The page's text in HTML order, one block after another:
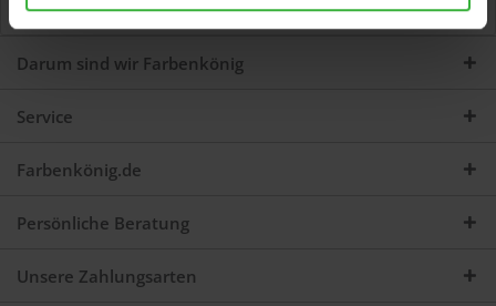
Kunden haben sich ebenfalls angesehen
Darum sind wir Farbenkönig
Service
Farbenkönig.de
Persönliche Beratung
Unsere Zahlungsarten